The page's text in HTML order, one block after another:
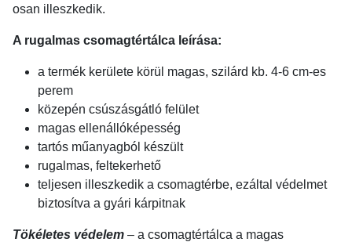
osan illeszkedik.
A rugalmas csomagtértálca leírása:
a termék kerülete körül magas, szilárd kb. 4-6 cm-es
perem
közepén csúszásgátló felület
magas ellenállóképesség
tartós műanyagból készült
rugalmas, feltekerhető
teljesen illeszkedik a csomagtérbe, ezáltal védelmet
biztosítva a gyári kárpitnak
Tökéletes védelem – a csomagtértálca a magas